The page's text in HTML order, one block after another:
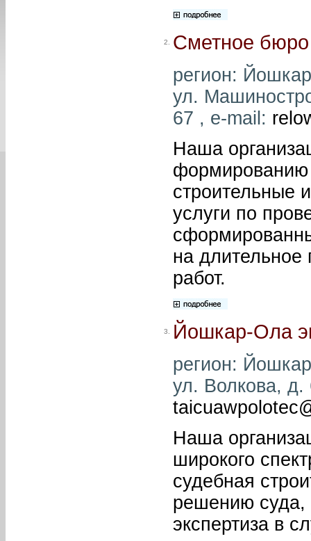
2. Сметное
регион:
ул.
67 , e-mail:
Наша
формированию
строительные
услуги по
на длительное
работ.
3. Йошкар-Ола
регион:
ул. Волкова,
Наша
широкого
судебная
решению суда,
экспертиза в